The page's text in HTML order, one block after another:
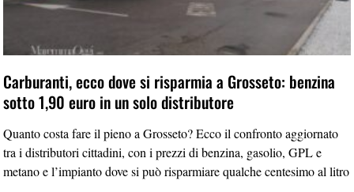
Carburanti, ecco dove si risparmia a Grosseto: benzina
sotto 1,90 euro in un solo distributore
Quanto costa fare il pieno a Grosseto? Ecco il confronto aggiornato
tra i distributori cittadini, con i prezzi di benzina, gasolio, GPL e
metano e l’impianto dove si può risparmiare qualche centesimo al litro